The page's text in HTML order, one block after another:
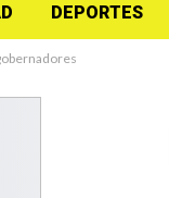
DEPORTES